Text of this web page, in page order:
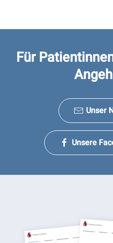
Für
Unser
Unsere